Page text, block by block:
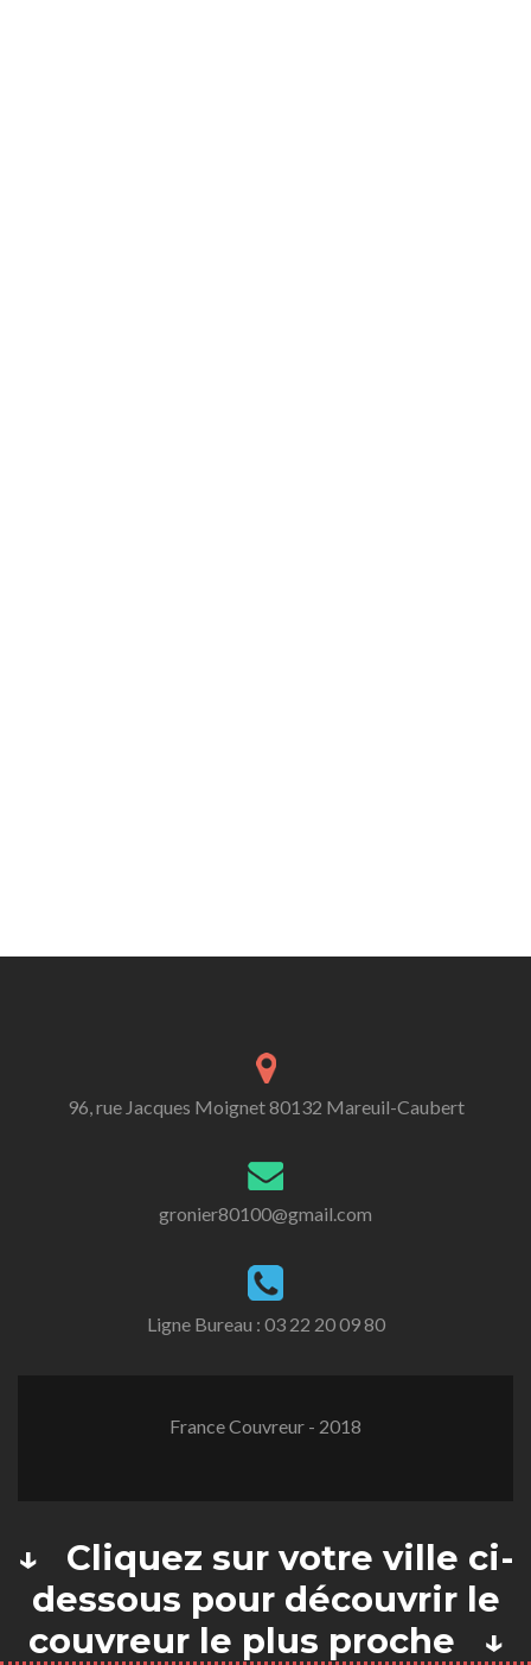
96, rue Jacques Moignet 80132 Mareuil-Caubert
gronier80100@gmail.com
Ligne Bureau : 03 22 20 09 80
France Couvreur - 2018
↓ Cliquez sur votre ville ci-
dessous pour découvrir le
couvreur le plus proche ↓